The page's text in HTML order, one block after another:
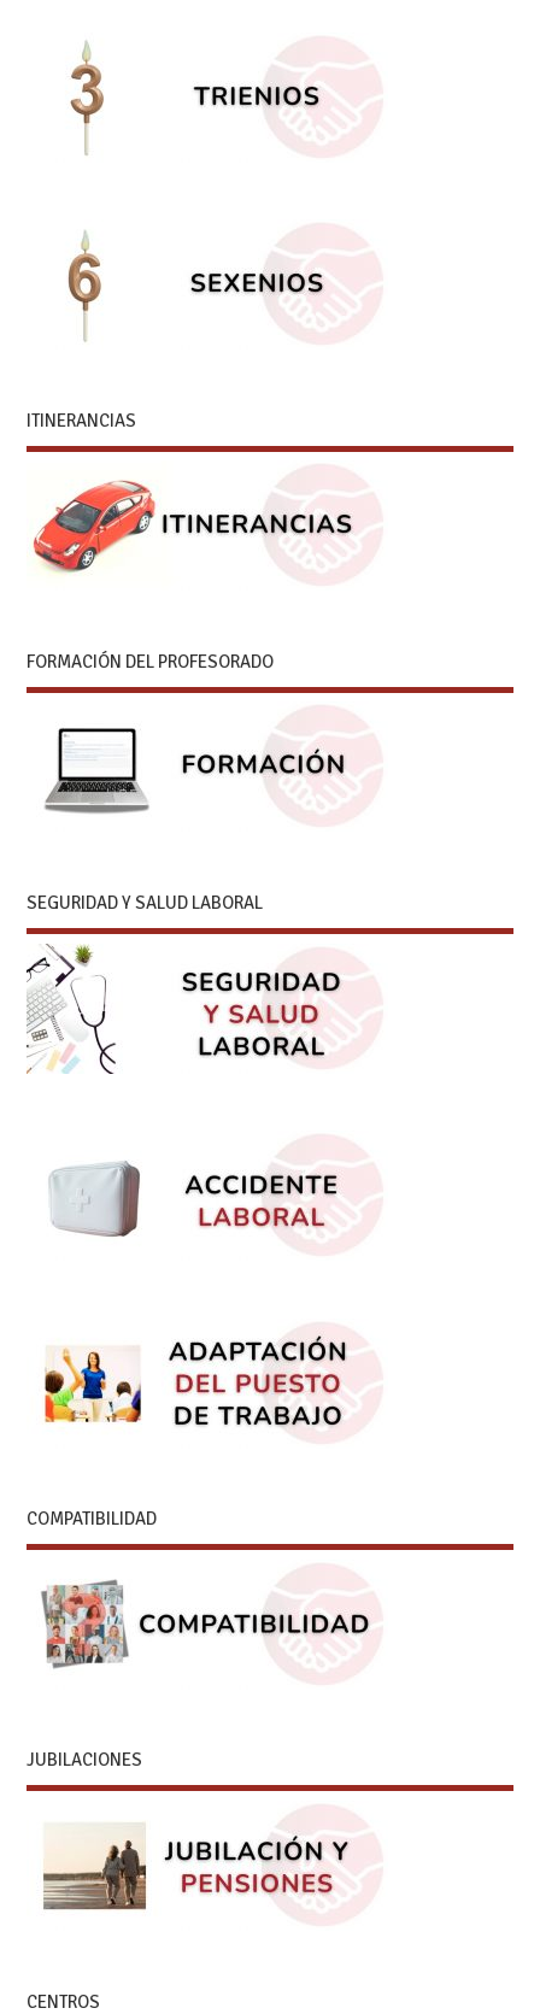
ITINERANCIAS
FORMACIÓN DEL PROFESORADO
SEGURIDAD Y SALUD LABORAL
COMPATIBILIDAD
JUBILACIONES
CENTROS